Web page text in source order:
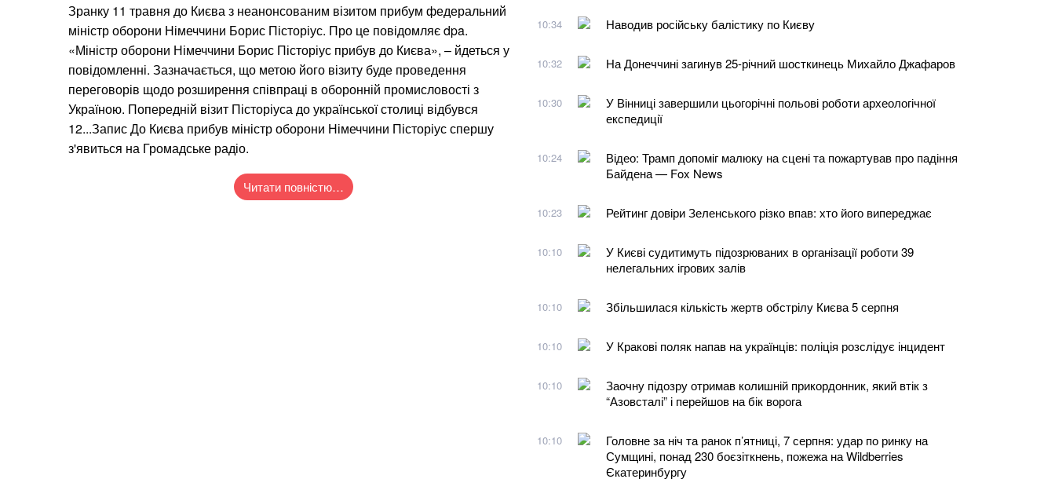
Зранку 11 травня до Києва з неанонсованим візитом прибум федеральний
міністр оборони Німеччини Борис Пісторіус. Про це повідомляє dpa.
«Міністр оборони Німеччини Борис Пісторіус прибув до Києва», – йдеться у
повідомленні. Зазначається, що метою його візиту буде проведення
переговорів щодо розширення співпраці в оборонній промисловості з
Україною. Попередній візит Пісторіуса до української столиці відбувся
12...Запис До Києва прибув міністр оборони Німеччини Пісторіус спершу
з'явиться на Громадське радіо.
Читати повністю…
10:34 Наводив російську балістику по Києву
10:32 На Донеччині загинув 25-річний шосткинець Михайло Джафаров
10:30
У Вінниці завершили цьогорічні польові роботи археологічної
експедиції
10:24
Відео: Трамп допоміг малюку на сцені та пожартував про падіння
Байдена — Fox News
10:23 Рейтинг довіри Зеленського різко впав: хто його випереджає
10:10
У Києві судитимуть підозрюваних в організації роботи 39
нелегальних ігрових залів
10:10 ​Збільшилася кількість жертв обстрілу Києва 5 серпня
10:10 У Кракові поляк напав на українців: поліція розслідує інцидент
10:10
Заочну підозру отримав колишній прикордонник, який втік з
“Азовсталі” і перейшов на бік ворога
10:10
Головне за ніч та ранок п’ятниці, 7 серпня: удар по ринку на
Сумщині, понад 230 боєзіткнень, пожежа на Wildberries
Єкатеринбургу